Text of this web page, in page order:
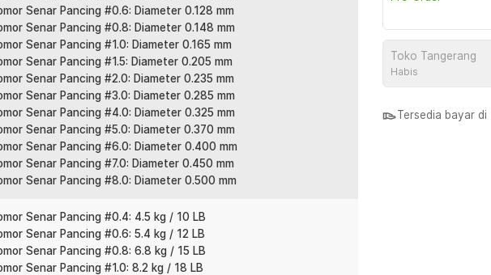
lebih jauh dan lebih presisi. Cocok untuk area spot ikan yang
mengisi spool reel dengan optimal atau membagi penggunaan
ekonomis dibanding membeli gulungan pendek berulang
Laut
kondisi perairan. Cocok untuk sungai, danau, tambak,
membutuhkan satu senar pancing serbaguna untuk
0.500 mm sesuai target ikan. Bisa dipilih untuk ikan kecil,
besar. Tinggal sesuaikan dengan reel dan teknik memancing
Senar Pancing #0.6: Diameter 0.128 mm
Senar Pancing #0.8: Diameter 0.148 mm
Senar Pancing #1.0: Diameter 0.165 mm
Senar Pancing #1.5: Diameter 0.205 mm
Senar Pancing #2.0: Diameter 0.235 mm
Senar Pancing #3.0: Diameter 0.285 mm
Senar Pancing #4.0: Diameter 0.325 mm
Senar Pancing #5.0: Diameter 0.370 mm
Senar Pancing #6.0: Diameter 0.400 mm
Senar Pancing #7.0: Diameter 0.450 mm
Senar Pancing #8.0: Diameter 0.500 mm
Senar Pancing #0.4: 4.5 kg / 10 LB
Senar Pancing #0.6: 5.4 kg / 12 LB
Senar Pancing #0.8: 6.8 kg / 15 LB
Senar Pancing #1.0: 8.2 kg / 18 LB
Toko Tangerang
Habis
Tersedia bayar